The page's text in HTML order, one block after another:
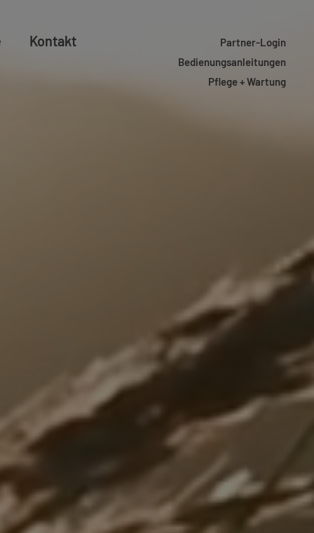
Kontakt
Partner-Login
Bedienungsanleitungen
Pflege + Wartung